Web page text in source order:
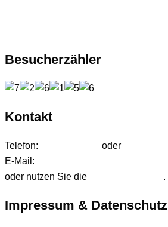
Besucherzähler
Kontakt
Telefon: oder
E-Mail:
oder nutzen Sie die
.
Impressum & Datenschutz